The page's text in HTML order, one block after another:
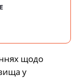
щодо
у